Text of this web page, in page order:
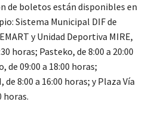
de boletos están disponibles en
Sistema Municipal DIF de
y Unidad Deportiva MIRE,
horas; Pasteko, de 8:00 a 20:00
09:00 a 18:00 horas;
8:00 a 16:00 horas; y Plaza Vía
horas.